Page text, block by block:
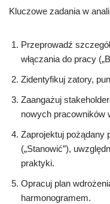
Kluczowe zadania w
Przeprowadź
włączania do pracy
Zidentyfikuj zatory,
Zaangażuj
nowych pracowników
Zaprojektuj pożądany
(„Stanowić”),
praktyki.
Opracuj plan
harmonogramem.